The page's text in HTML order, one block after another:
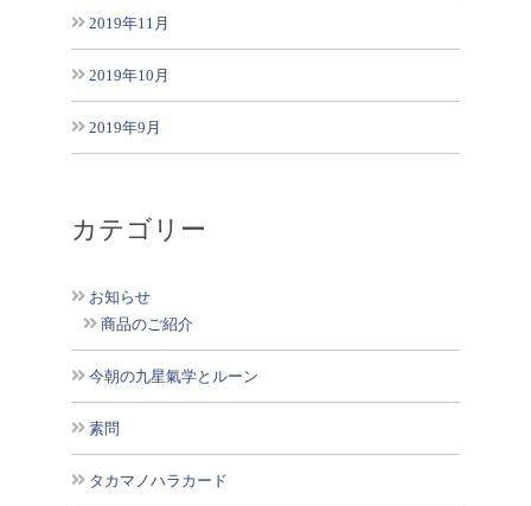
2019年11月
2019年10月
2019年9月
カテゴリー
お知らせ
商品のご紹介
今朝の九星氣学とルーン
素問
タカマノハラカード